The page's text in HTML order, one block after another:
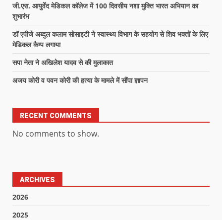
जी.एस. आयुर्वेद मेडिकल कॉलेज में 100 दिवसीय नशा मुक्ति भारत अभियान का
शुभारंभ
डॉ एपीजे अब्दुल कलाम सोसाइटी ने स्वास्थ्य विभाग के सहयोग से शिव भक्तों के लिए
मेडिकल कैम्प लगाया
सपा नेता ने अखिलेश यादव से की मुलाकात
अजय कोरी व पवन कोरी की हत्या के मामले में सौंपा ज्ञापन
RECENT COMMENTS
No comments to show.
ARCHIVES
2026
2025